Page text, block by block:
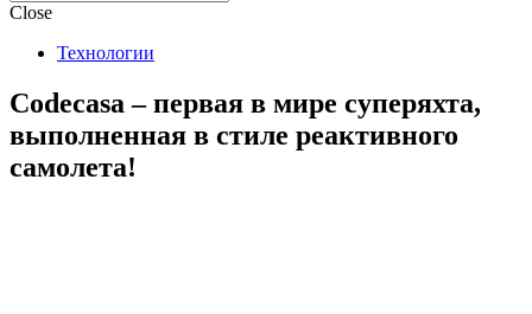
Close
Технологии
Codecasa – первая в мире суперяхта,
выполненная в стиле реактивного
самолета!